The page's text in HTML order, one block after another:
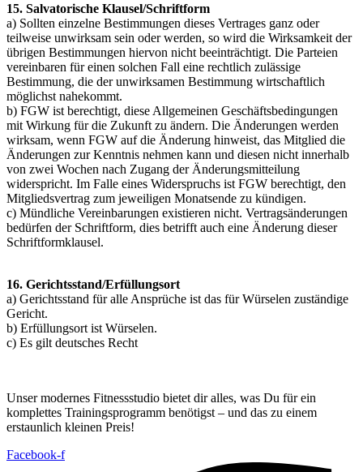
15. Salvatorische Klausel/Schriftform
a) Sollten einzelne Bestimmungen dieses Vertrages ganz oder
teilweise unwirksam sein oder werden, so wird die Wirksamkeit der
übrigen Bestimmungen hiervon nicht beeinträchtigt. Die Parteien
vereinbaren für einen solchen Fall eine rechtlich zulässige
Bestimmung, die der unwirksamen Bestimmung wirtschaftlich
möglichst nahekommt.
b) FGW ist berechtigt, diese Allgemeinen Geschäftsbedingungen
mit Wirkung für die Zukunft zu ändern. Die Änderungen werden
wirksam, wenn FGW auf die Änderung hinweist, das Mitglied die
Änderungen zur Kenntnis nehmen kann und diesen nicht innerhalb
von zwei Wochen nach Zugang der Änderungsmitteilung
widerspricht. Im Falle eines Widerspruchs ist FGW berechtigt, den
Mitgliedsvertrag zum jeweiligen Monatsende zu kündigen.
c) Mündliche Vereinbarungen existieren nicht. Vertragsänderungen
bedürfen der Schriftform, dies betrifft auch eine Änderung dieser
Schriftformklausel.
16. Gerichtsstand/Erfüllungsort
a) Gerichtsstand für alle Ansprüche ist das für Würselen zuständige
Gericht.
b) Erfüllungsort ist Würselen.
c) Es gilt deutsches Recht
Unser modernes Fitnessstudio bietet dir alles, was Du für ein
komplettes Trainingsprogramm benötigst – und das zu einem
erstaunlich kleinen Preis!
Facebook-f